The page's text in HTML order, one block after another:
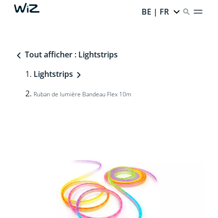
BE | FR
Tout afficher : Lightstrips
Lightstrips
Ruban de lumière Bandeau Flex 10m